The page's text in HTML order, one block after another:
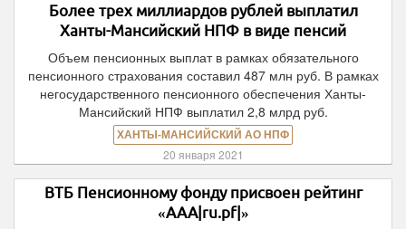
Более трех миллиардов рублей выплатил
Ханты-Мансийский НПФ в виде пенсий
Объем пенсионных выплат в рамках обязательного
пенсионного страхования составил 487 млн руб. В рамках
негосударственного пенсионного обеспечения Ханты-
Мансийский НПФ выплатил 2,8 млрд руб.
ХАНТЫ-МАНСИЙСКИЙ АО НПФ
20 января 2021
ВТБ Пенсионному фонду присвоен рейтинг
«ААА|ru.pf|»